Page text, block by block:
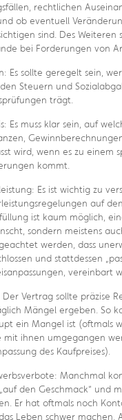
rechtlichen
ob eventuell
sind. Des
bei Forderungen von
Es sollte geregelt sein,
Steuern und
trägt.
Es muss klar sein, auf
wird, wenn es zu einem
kommt.
Es ist wichtig zu
auf
ist kaum möglich,
sondern meistens
werden, dass
und stattdessen
vereinbart
Vertrag sollte präzise
Mängel ergeben. So
ein Mangel ist (oftmals
mit ihnen umgegangen
des Kaufpreises).
Manchmal
den Geschmack“ und
Er hat oftmals noch
Leben schwer machen.